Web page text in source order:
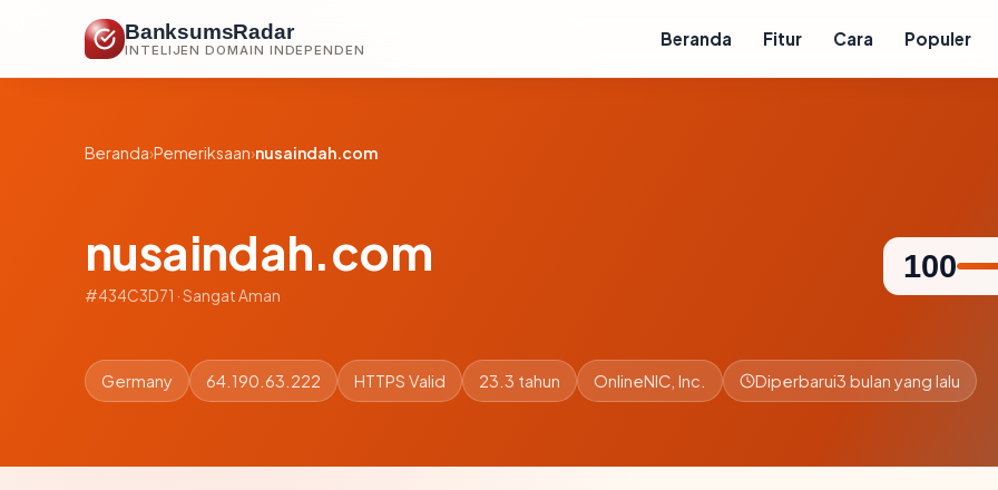
BanksumsRadar
INTELIJEN DOMAIN INDEPENDEN
Beranda Fitur Cara Populer
Beranda›Pemeriksaan›nusaindah.com
nusaindah.com
#434C3D71 · Sangat Aman
100
Germany 64.190.63.222 HTTPS Valid 23.3 tahun OnlineNIC, Inc. Diperbarui3 bulan yang lalu